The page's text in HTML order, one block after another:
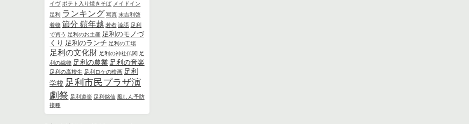
イヴ ポテト入り焼きそば メイドイン
足利 ランキング 写真 末吉利啓
着物 節分 鎧年越 若者 論語 足利
で買う 足利のお土産 足利のモノづ
くり 足利のランチ 足利の工場
足利の文化財 足利の神社仏閣 足
利の織物 足利の農業 足利の音楽
足利の高校生 足利ロケの映画 足利
学校 足利市民プラザ演
劇祭 足利道楽 足利銘仙 風しん予防
接種